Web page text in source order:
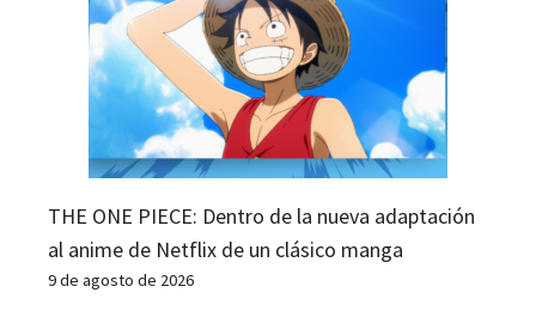
THE ONE PIECE: Dentro de la nueva adaptación
al anime de Netflix de un clásico manga
9 de agosto de 2026